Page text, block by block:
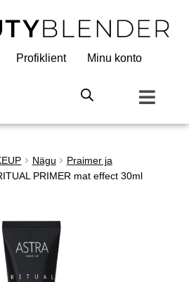
Profiklient Minu konto
Nägu
Praimer ja
PRIMER mat effect 30ml